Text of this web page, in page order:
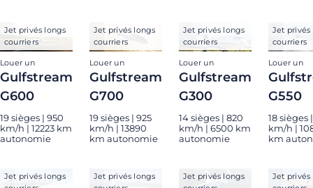
Jet privés longs
courriers
Louer un
Gulfstream
G600
19 sièges | 950
km/h | 12223 km
autonomie
Jet privés longs
courriers
Louer un
Gulfstream
G700
19 sièges | 925
km/h | 13890
km autonomie
Jet privés longs
courriers
Louer un
Gulfstream
G300
14 sièges | 820
km/h | 6500 km
autonomie
Jet privés
courriers
Louer un
G550
18 sièges
km/h |
km
Jet privés longs
Jet privés longs
Jet privés longs
Jet privés